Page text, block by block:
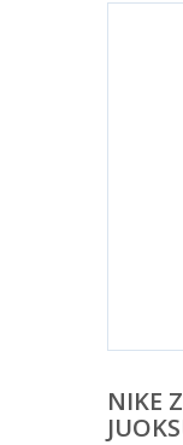
NIKE